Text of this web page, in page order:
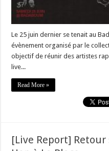
Le 25 juin dernier se tenait au
évènement organisé par le
objectif de réunir des artistes
live...
Read More »
[Live Report]